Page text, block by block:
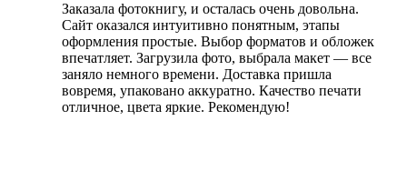
Заказала фотокнигу, и осталась очень довольна.
Сайт оказался интуитивно понятным, этапы
оформления простые. Выбор форматов и обложек
впечатляет. Загрузила фото, выбрала макет — все
заняло немного времени. Доставка пришла
вовремя, упаковано аккуратно. Качество печати
отличное, цвета яркие. Рекомендую!